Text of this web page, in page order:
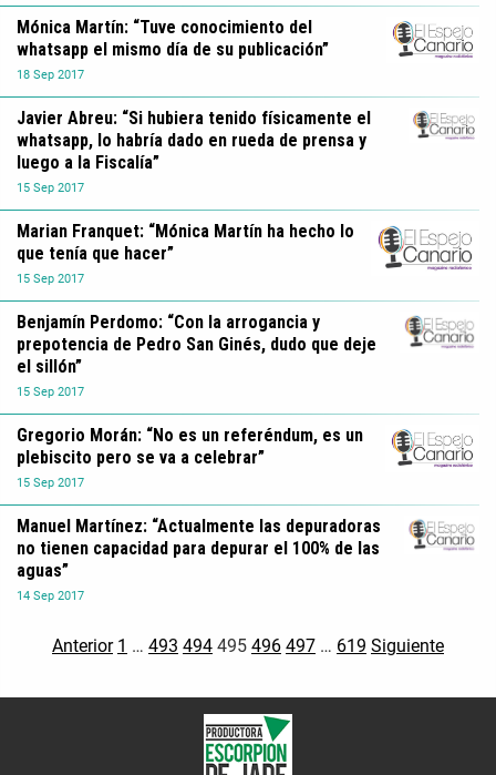
18 Sep 2017
Mónica Martín: “Tuve conocimiento del
whatsapp el mismo día de su publicación”
15 Sep 2017
Javier Abreu: “Si hubiera tenido físicamente el
whatsapp, lo habría dado en rueda de prensa y
luego a la Fiscalía”
15 Sep 2017
Marian Franquet: “Mónica Martín ha hecho lo
que tenía que hacer”
15 Sep 2017
Benjamín Perdomo: “Con la arrogancia y
prepotencia de Pedro San Ginés, dudo que deje
el sillón”
15 Sep 2017
Gregorio Morán: “No es un referéndum, es un
plebiscito pero se va a celebrar”
14 Sep 2017
Manuel Martínez: “Actualmente las depuradoras
no tienen capacidad para depurar el 100% de las
aguas”
Anterior 1 … 493 494 495 496 497 … 619 Siguiente